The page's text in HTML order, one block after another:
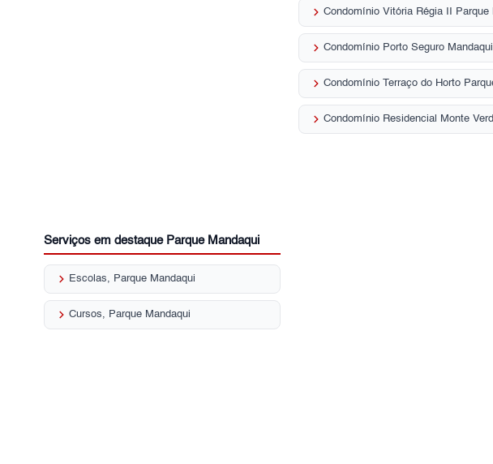
keyboard_arrow_right
keyboard_arrow_rightCondomínio Porto Seguro Mandaqui
keyboard_arrow_right
keyboard_arrow_right
Serviços em destaque Parque Mandaqui
keyboard_arrow_right Escolas, Parque Mandaqui
keyboard_arrow_right Cursos, Parque Mandaqui